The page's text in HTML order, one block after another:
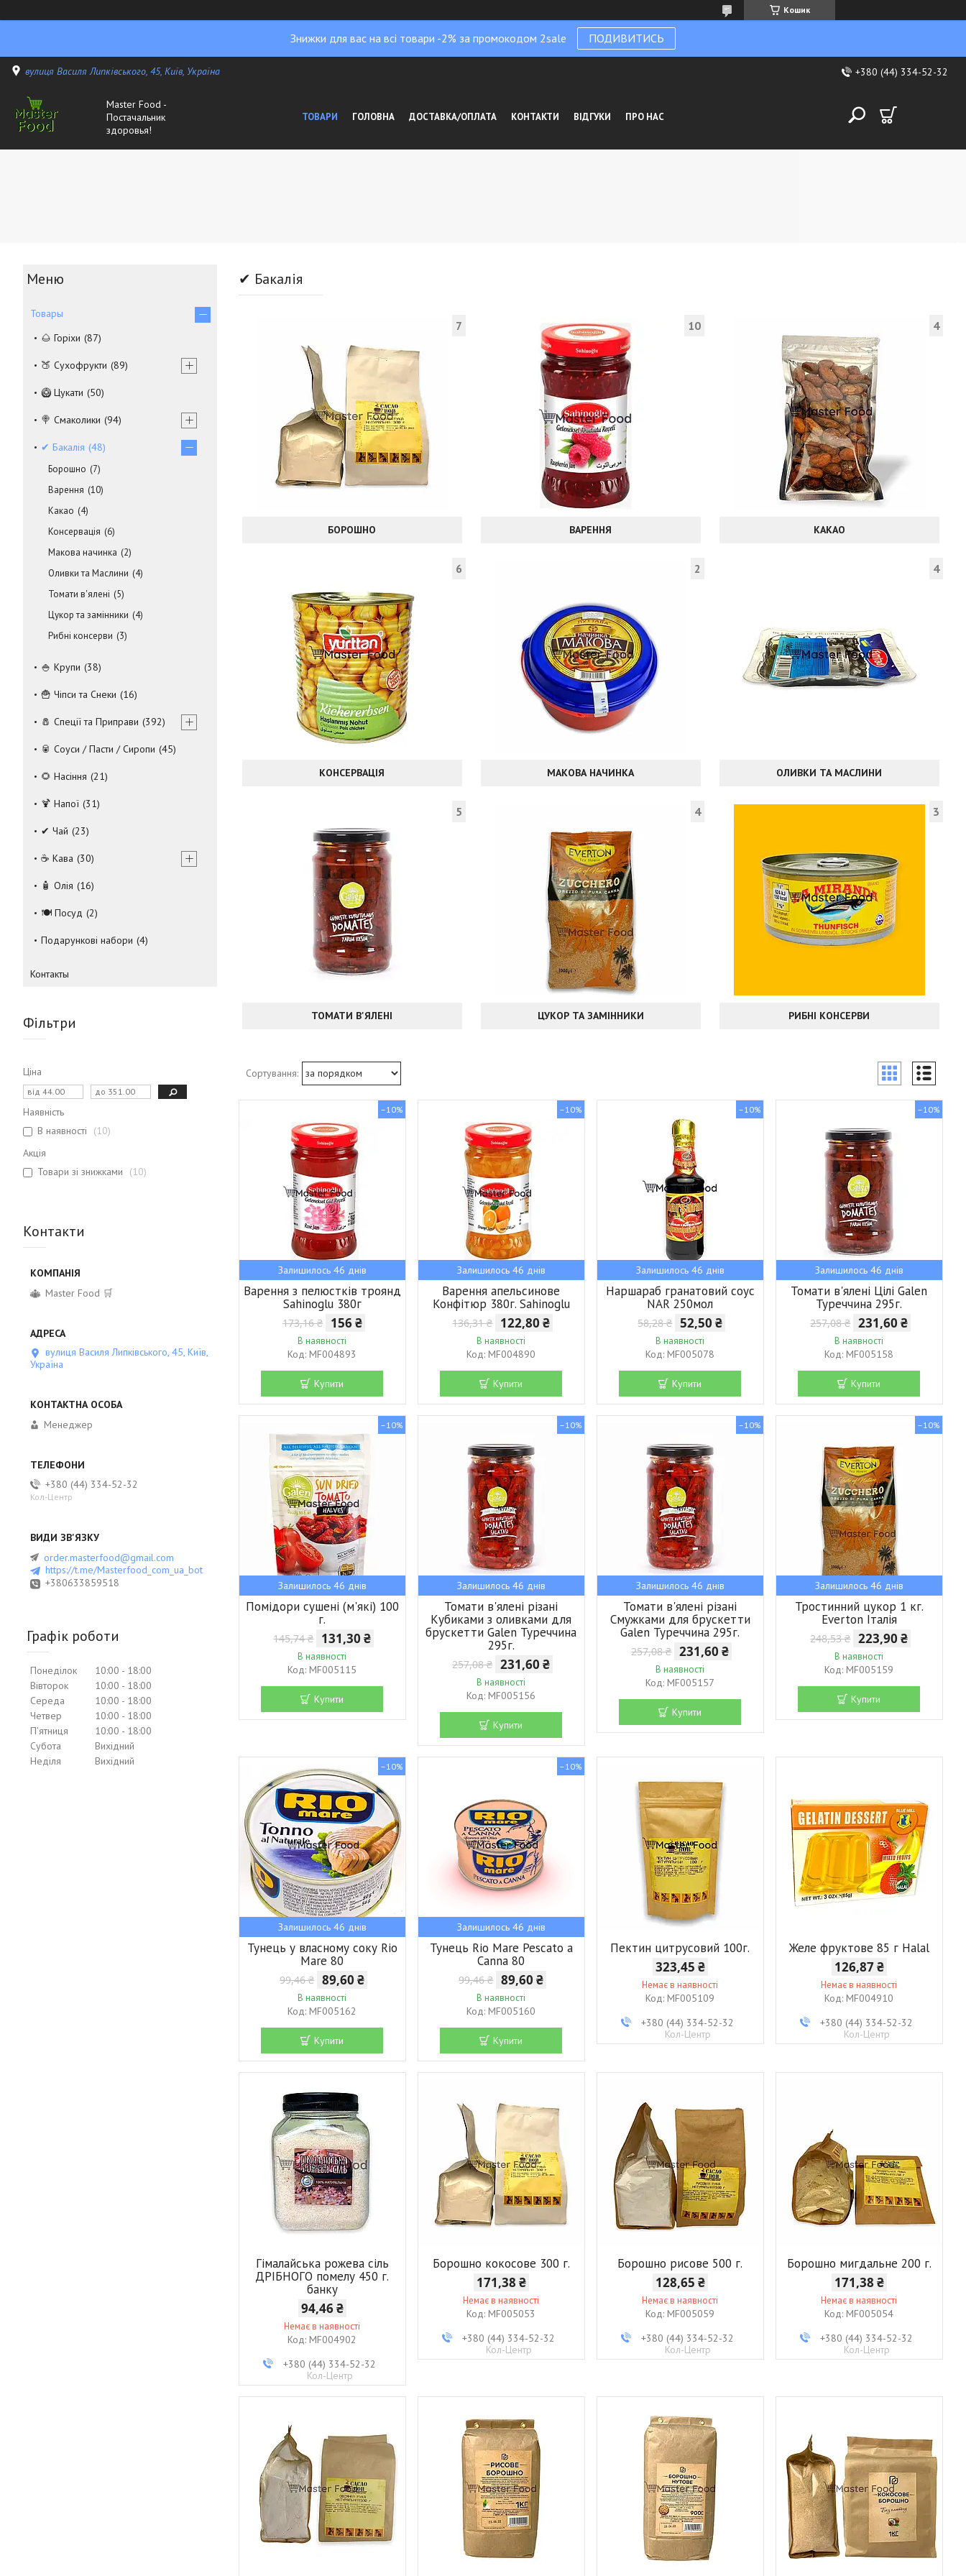
Кошик
Знижки для вас на всі товари -2% за промокодом 2sale ПОДИВИТИСЬ
вулиця Василя Липківського, 45, Київ, Україна +380 (44) 334-52-32
Master Food -
Постачальник
здоровья!
ТОВАРИ ГОЛОВНА ДОСТАВКА/ОПЛАТА КОНТАКТИ ВІДГУКИ ПРО НАС
✔ Бакалія
БОРОШНО
7
ВАРЕННЯ
10
КАКАО
4
КОНСЕРВАЦІЯ
6
МАКОВА НАЧИНКА
2
ОЛИВКИ ТА МАСЛИНИ
4
ТОМАТИ В'ЯЛЕНІ
5
ЦУКОР ТА ЗАМІННИКИ
4
РИБНІ КОНСЕРВИ
3
–10%
Залишилось 46 днів
Варення з пелюстків троянд
Sahinoglu 380г
173,16 ₴ 156 ₴
В наявності
MF004893
Купити
–10%
Залишилось 46 днів
Варення апельсинове
Конфітюр 380г. Sahinoglu
136,31 ₴ 122,80 ₴
В наявності
MF004890
Купити
–10%
Залишилось 46 днів
Наршараб гранатовий соус
NAR 250мол
58,28 ₴ 52,50 ₴
В наявності
MF005078
Купити
–10%
Залишилось 46 днів
Томати в'ялені Цілі Galen
Туреччина 295г.
257,08 ₴ 231,60 ₴
В наявності
MF005158
Купити
–10%
Залишилось 46 днів
Помідори сушені (м'які) 100
г.
145,74 ₴ 131,30 ₴
В наявності
MF005115
Купити
–10%
Залишилось 46 днів
Томати в'ялені різані
Кубиками з оливками для
брускетти Galen Туреччина
295г.
257,08 ₴ 231,60 ₴
В наявності
MF005156
Купити
–10%
Залишилось 46 днів
Томати в'ялені різані
Смужками для брускетти
Galen Туреччина 295г.
257,08 ₴ 231,60 ₴
В наявності
MF005157
Купити
–10%
Залишилось 46 днів
Тростинний цукор 1 кг.
Everton Італія
248,53 ₴ 223,90 ₴
В наявності
MF005159
Купити
–10%
Залишилось 46 днів
Тунець у власному соку Rio
Mare 80
99,46 ₴ 89,60 ₴
В наявності
MF005162
Купити
–10%
Залишилось 46 днів
Тунець Rio Mare Pescato a
Canna 80
99,46 ₴ 89,60 ₴
В наявності
MF005160
Купити
Пектин цитрусовий 100г.
323,45 ₴
Немає в наявності
MF005109
+380 (44) 334-52-32
Кол-Центр
Желе фруктове 85 г Halal
126,87 ₴
Немає в наявності
MF004910
+380 (44) 334-52-32
Кол-Центр
Гімалайська рожева сіль
ДРІБНОГО помелу 450 г.
банку
94,46 ₴
Немає в наявності
MF004902
+380 (44) 334-52-32
Кол-Центр
Борошно кокосове 300 г.
171,38 ₴
Немає в наявності
MF005053
+380 (44) 334-52-32
Кол-Центр
Борошно рисове 500 г.
128,65 ₴
Немає в наявності
MF005059
+380 (44) 334-52-32
Кол-Центр
Борошно мигдальне 200 г.
171,38 ₴
Немає в наявності
MF005054
+380 (44) 334-52-32
Кол-Центр
Товары
🌰 Горіхи 87
🍑 Сухофрукти 89
🥝 Цукати 50
🍭 Смаколики 94
✔ Бакалія 48
Борошно
7
Варення 10
Какао
4
Консервація
6
Макова начинка
2
Оливки та Маслини
4
Томати в'ялені
5
Цукор та замінники
4
Рибні консерви
3
🍚 Крупи 38
🍟 Чіпси та Снеки 16
🧂 Спеції та Приправи 392
🥫 Соуси / Пасти / Сиропи 45
🌻 Насіння 21
🍹 Напої 31
✔ Чай 23
☕ Кава 30
🧴 Олія 16
🍽 Посуд 2
Подарункові набори 4
Контакты
Фільтри
Ціна
Наявність
В наявності
10
Акція
Товари зі знижками
10
Контакти
Master Food 🛒
вулиця Василя Липківського, 45, Київ,
Україна
Менеджер
+380 (44) 334-52-32
Кол-Центр
order.masterfood@gmail.com
https://t.me/Masterfood_com_ua_bot
+380633859518
Графік роботи
Понеділок 10:00
18:00
Вівторок
10:00
18:00
Середа
10:00
18:00
Четвер
10:00
18:00
Пʼятниця
10:00
18:00
Субота
Вихідний
Неділя
Вихідний